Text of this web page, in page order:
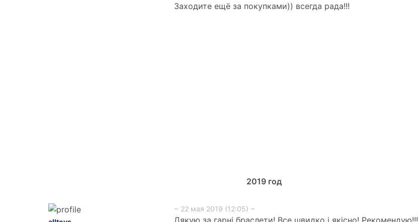
Заходите ещё за покупками)) всегда рада!!!
2019 год
~ 22 мая 2019 (12:05) ~
Дякую за гарні браслети! Все швидко і якісно! Рекомендую!!!